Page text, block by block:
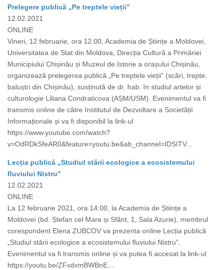
Prelegere publică „Pe treptele vieții”
12.02.2021
ONLINE
Vineri, 12 februarie, ora 12.00, Academia de Științe a Moldovei,
Universitatea de Stat din Moldova, Direcția Cultură a Primăriei
Municipiului Chișinău și Muzeul de Istorie a orașului Chișinău,
organizează prelegerea publică „Pe treptele vieții” (scări, trepte,
baluștri din Chișinău), susținută de dr. hab. în studiul artelor și
culturologie Liliana Condraticova (AȘM/USM). Evenimentul va fi
transmis online de către Institutul de Dezvoltare a Societății
Informaționale și va fi disponibil la link-ul
https://www.youtube.com/watch?
v=OdRDkSfeAR0&feature=youtu.be&ab_channel=IDSITV...
Lecția publică „Studiul stării ecologice a ecosistemului
fluviului Nistru”
12.02.2021
ONLINE
La 12 februarie 2021, ora 14:00, la Academia de Științe a
Moldovei (bd. Ștefan cel Mare și Sfânt, 1, Sala Azurie), membrul
corespondent Elena ZUBCOV va prezenta online Lecția publică
„Studiul stării ecologice a ecosistemului fluviului Nistru”.
Evenimentul va fi transmis online și va putea fi accesat la link-ul
https://youtu.be/ZFxdxmBWBnE....